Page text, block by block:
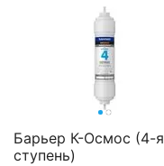
Барьер К-Осмос (4-я
ступень)